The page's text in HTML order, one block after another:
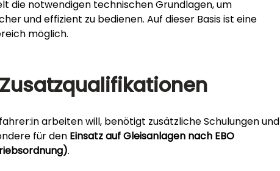
die notwendigen technischen Grundlagen, um
und effizient zu bedienen. Auf dieser Basis ist eine
möglich.
arbeiten will, benötigt zusätzliche Schulungen und
für den Einsatz auf Gleisanlagen nach EBO
.